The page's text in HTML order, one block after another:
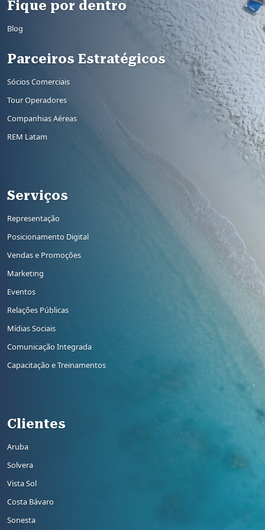
Fique por dentro
Blog
Parceiros Estratégicos
Sócios Comerciais
Tour Operadores
Companhias Aéreas
REM Latam
Rodapé 2
Serviços
Representação
Posicionamento Digital
Vendas e Promoções
Marketing
Eventos
Relações Públicas
Mídias Sociais
Comunicação Integrada
Capacitação e Treinamentos
Rodapé 3
Clientes
Aruba
Solvera
Vista Sol
Costa Bávaro
Sonesta